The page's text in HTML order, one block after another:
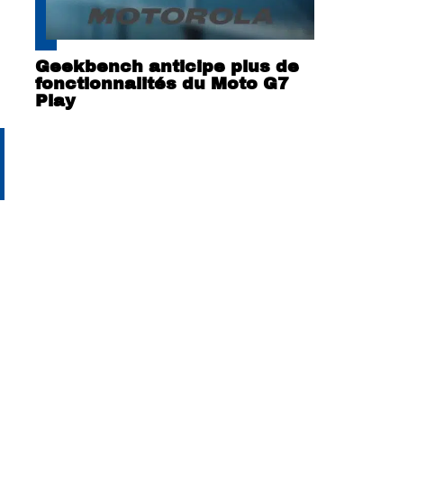
Geekbench anticipe plus de
fonctionnalités du Moto G7
Play